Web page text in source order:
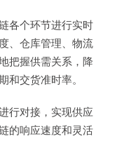
各个环节进行实时
、仓库管理、物流
把握供需关系，降
和交货准时率。
行对接，实现供应
的响应速度和灵活